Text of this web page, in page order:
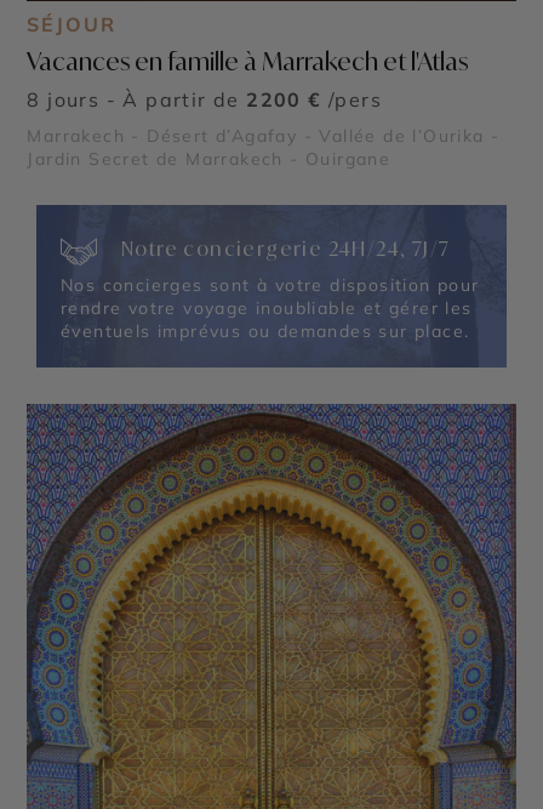
SÉJOUR
Vacances en famille à Marrakech et l'Atlas
8 jours - À partir de 2200 € /pers
Marrakech - Désert d’Agafay - Vallée de l’Ourika -
Jardin Secret de Marrakech - Ouirgane
Notre conciergerie 24H/24, 7J/7
Nos concierges sont à votre disposition pour
rendre votre voyage inoubliable et gérer les
éventuels imprévus ou demandes sur place.